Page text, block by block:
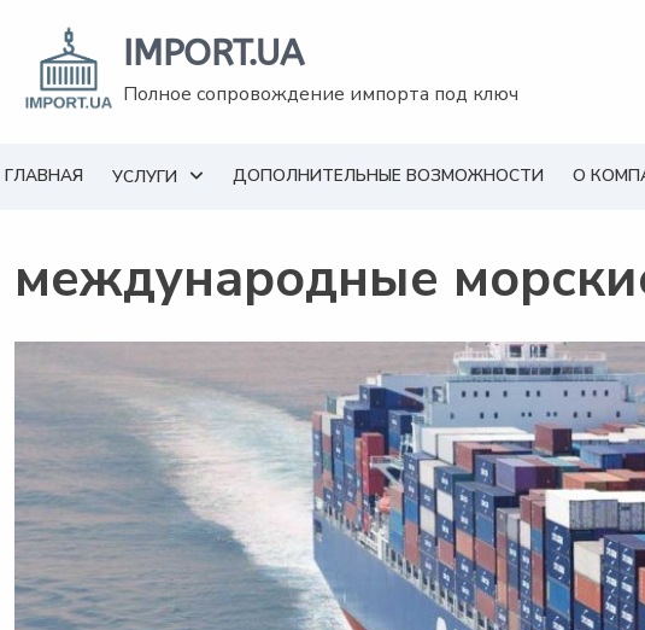
содержанию
IMPORT.UA
Полное сопровождение импорта под ключ
ГЛАВНАЯ УСЛУГИ ДОПОЛНИТЕЛЬНЫЕ ВОЗМОЖНОСТИ О
международные